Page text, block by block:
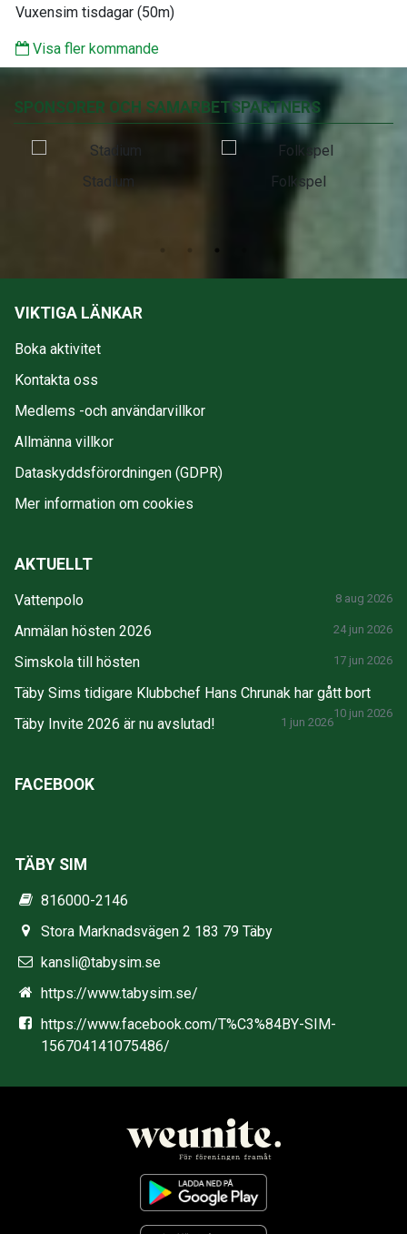
Vuxensim tisdagar (50m)
Visa fler kommande
SPONSORER OCH SAMARBETSPARTNERS
Stadium Folkspel
VIKTIGA LÄNKAR
Boka aktivitet
Kontakta oss
Medlems -och användarvillkor
Allmänna villkor
Dataskyddsförordningen (GDPR)
Mer information om cookies
AKTUELLT
Vattenpolo 8 aug 2026
Anmälan hösten 2026 24 jun 2026
Simskola till hösten 17 jun 2026
Täby Sims tidigare Klubbchef Hans Chrunak har gått bort
10 jun 2026
Täby Invite 2026 är nu avslutad! 1 jun 2026
FACEBOOK
TÄBY SIM
816000-2146
Stora Marknadsvägen 2 183 79 Täby
kansli@tabysim.se
https://www.tabysim.se/
https://www.facebook.com/T%C3%84BY-SIM-
156704141075486/